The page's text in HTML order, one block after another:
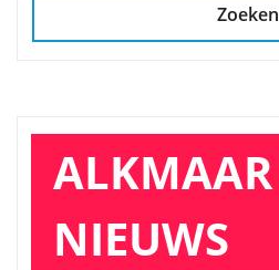
Zoeken
ALKMAAR
NIEUWS